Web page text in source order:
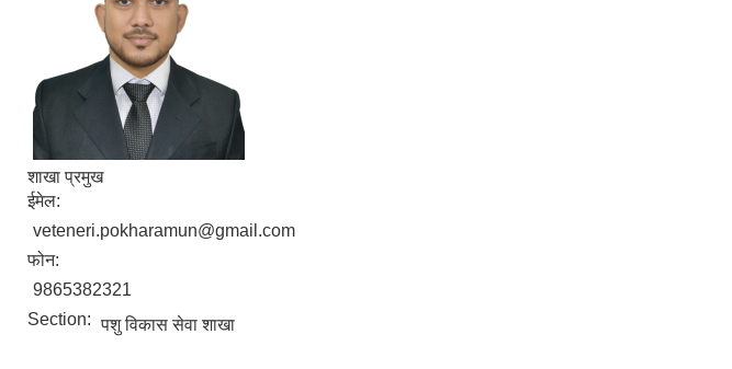
शाखा प्रमुख
ईमेल:
veteneri.pokharamun@gmail.com
फोन:
9865382321
Section: पशु विकास सेवा शाखा